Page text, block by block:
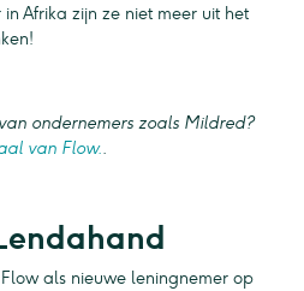
Afrika zijn ze niet meer uit het
ondernemers zoals Mildred?
van Flow..
als nieuwe leningnemer op